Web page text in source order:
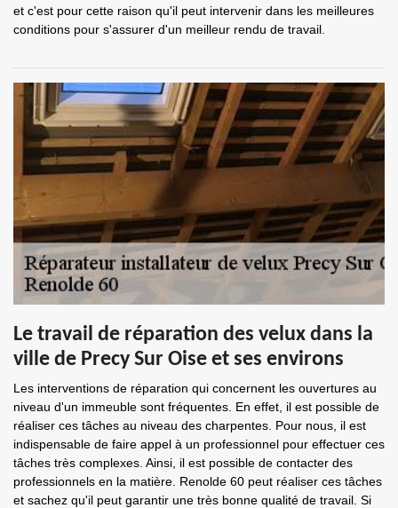
et c'est pour cette raison qu'il peut intervenir dans les meilleures
conditions pour s'assurer d'un meilleur rendu de travail.
Le travail de réparation des velux dans la
ville de Precy Sur Oise et ses environs
Les interventions de réparation qui concernent les ouvertures au
niveau d'un immeuble sont fréquentes. En effet, il est possible de
réaliser ces tâches au niveau des charpentes. Pour nous, il est
indispensable de faire appel à un professionnel pour effectuer ces
tâches très complexes. Ainsi, il est possible de contacter des
professionnels en la matière. Renolde 60 peut réaliser ces tâches
et sachez qu'il peut garantir une très bonne qualité de travail. Si